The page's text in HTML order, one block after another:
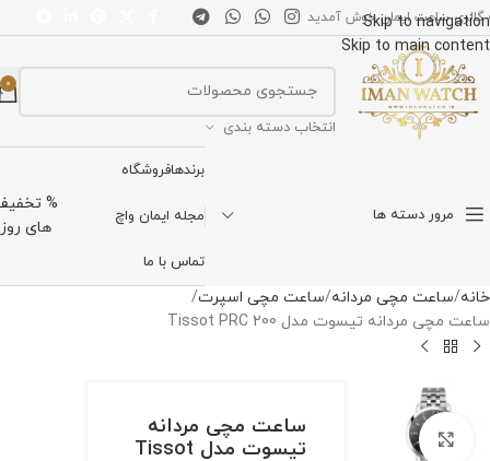
Skip to navigation
Skip to main content
گالری ساعت ایمان خوش آمدید
انتخاب دسته بندی
0
مرور دسته ها
برندهافروشگاه
مجله ایمان واچ
تماس با ما
%
های روز
خانه ساعت مچی مردانه ساعت مچی اسپرت
ساعت مچی مردانه تیسوت مدل Tissot PRC 200
برای بزرگنمایی کلیک کنیدساعت مچی مردانه
تیسوت مدل Tissot